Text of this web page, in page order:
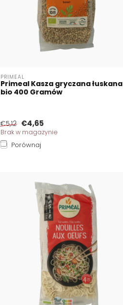
PRIMEAL
Primeal Kasza gryczana łuskana
bio 400 Gramów
€5,12 €4,65
Brak w magazynie
Porównaj